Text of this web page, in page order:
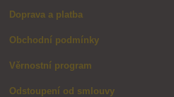
Doprava a platba
Obchodní podmínky
Věrnostní program
Odstoupení od smlouvy